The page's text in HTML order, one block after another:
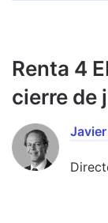
Renta 4
cierre de